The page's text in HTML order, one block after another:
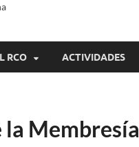
RCO ACTIVIDADES
la Membresía